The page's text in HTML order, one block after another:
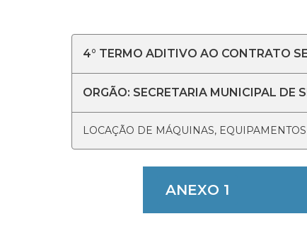
4° TERMO ADITIVO AO CONTRATO
ORGÃO: SECRETARIA MUNICIPAL DE
LOCAÇÃO DE MÁQUINAS,
ANEXO 1